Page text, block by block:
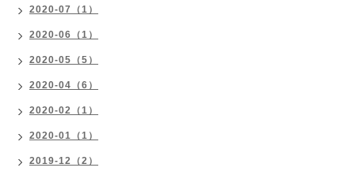
2020-07（1）
2020-06（1）
2020-05（5）
2020-04（6）
2020-02（1）
2020-01（1）
2019-12（2）